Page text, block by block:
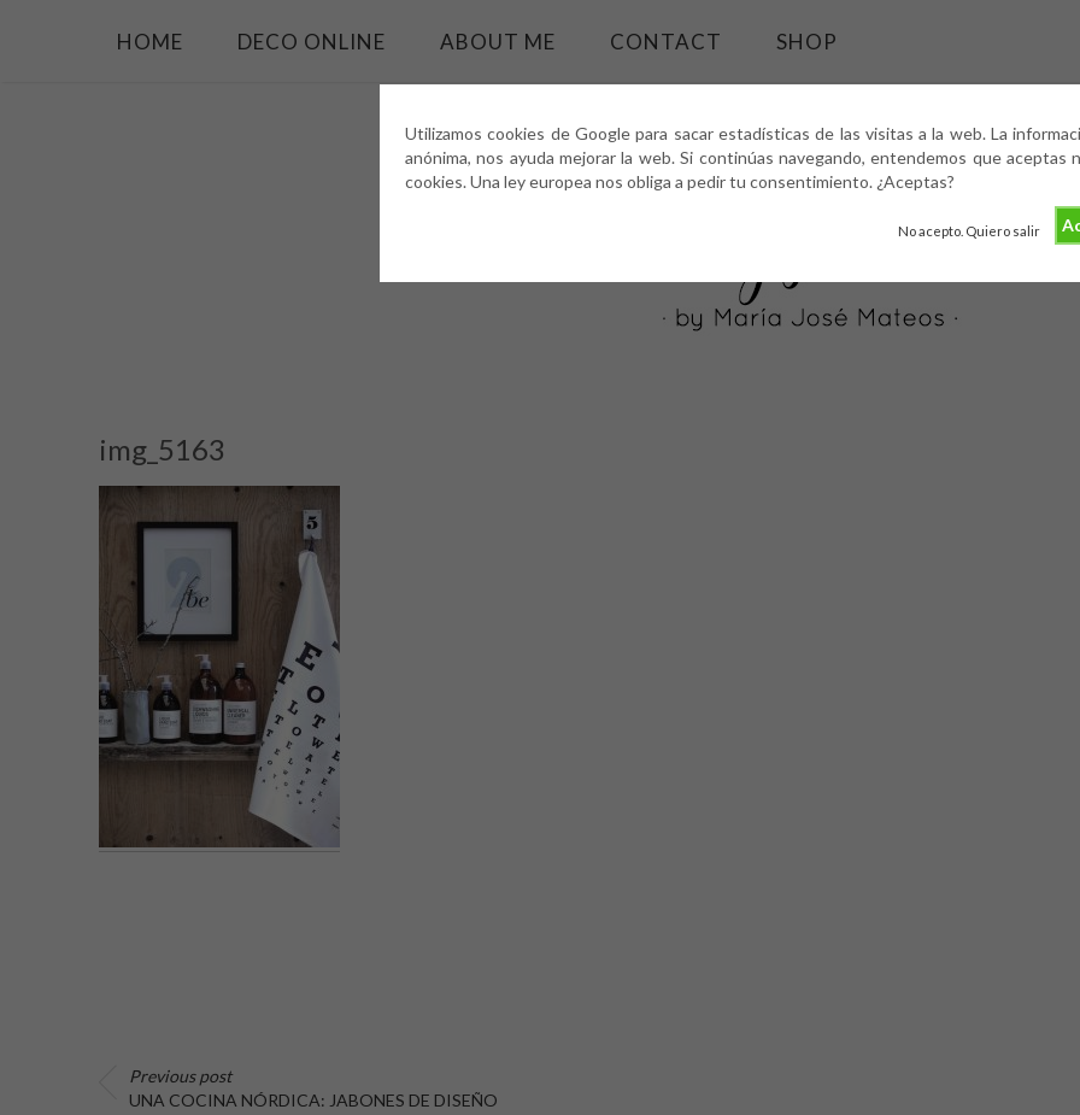
Utilizamos cookies de Google para sacar estadísticas de las visitas a la web. La
anónima, nos ayuda mejorar la web. Si continúas navegando, entendemos que aceptas
cookies. Una ley europea nos obliga a pedir tu consentimiento. ¿Aceptas?
No acepto. Quiero salir
HOME DECO ONLINE ABOUT ME CONTACT SHOP
img_5163
Previous post
UNA COCINA NÓRDICA: JABONES DE DISEÑO